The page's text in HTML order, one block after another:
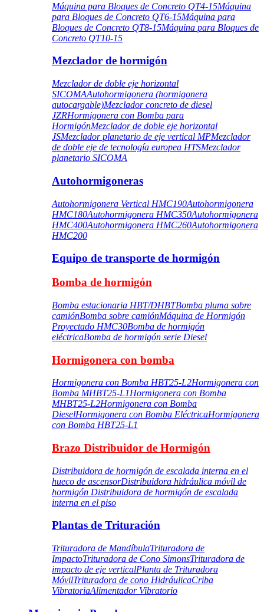
Máquina para Bloques de Concreto QT4-15Máquina
para Bloques de Concreto QT6-15Máquina para
Bloques de Concreto QT8-15Máquina para Bloques de
Concreto QT10-15
Mezclador de hormigón
Mezclador de doble eje horizontal
SICOMAAutohormigonera (hormigonera
autocargable)Mezclador concreto de diesel
JZRHormigonera con Bomba para
HormigónMezclador de doble eje horizontal
JSMezclador planetario de eje vertical MPMezclador
de doble eje de tecnología europea HTSMezclador
planetario SICOMA
Autohormigoneras
Autohormigonera Vertical HMC190Autohormigonera
HMC180Autohormigonera HMC350Autohormigonera
HMC400Autohormigonera HMC260Autohormigonera
HMC200
Equipo de transporte de hormigón
Bomba de hormigón
Bomba estacionaria HBT/DHBTBomba pluma sobre
camiónBomba sobre camiónMáquina de Hormigón
Proyectado HMC30Bomba de hormigón
eléctricaBomba de hormigón serie Diesel
Hormigonera con bomba
Hormigonera con Bomba HBT25-L2Hormigonera con
Bomba MHBT25-L1Hormigonera con Bomba
MHBT25-L2Hormigonera con Bomba
DieselHormigonera con Bomba EléctricaHormigonera
con Bomba HBT25-L1
Brazo Distribuidor de Hormigón
Distribuidora de hormigón de escalada interna en el
hueco de ascensorDistribuidora hidráulica móvil de
hormigón Distribuidora de hormigón de escalada
interna en el piso
Plantas de Trituración
Trituradora de MandíbulaTrituradora de
ImpactoTrituradora de Cono SimonsTrituradora de
impacto de eje verticalPlanta de Trituradora
MóvilTrituradora de cono HidráulicaCriba
VibratoriaAlimentador Vibratorio